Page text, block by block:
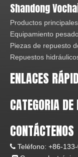
Shandong
Productos
Equipamiento
Piezas de repuesto
Repuestos
ENLACES
CATEGORIA
CONTÁCTENOS
 Teléfono: +86-